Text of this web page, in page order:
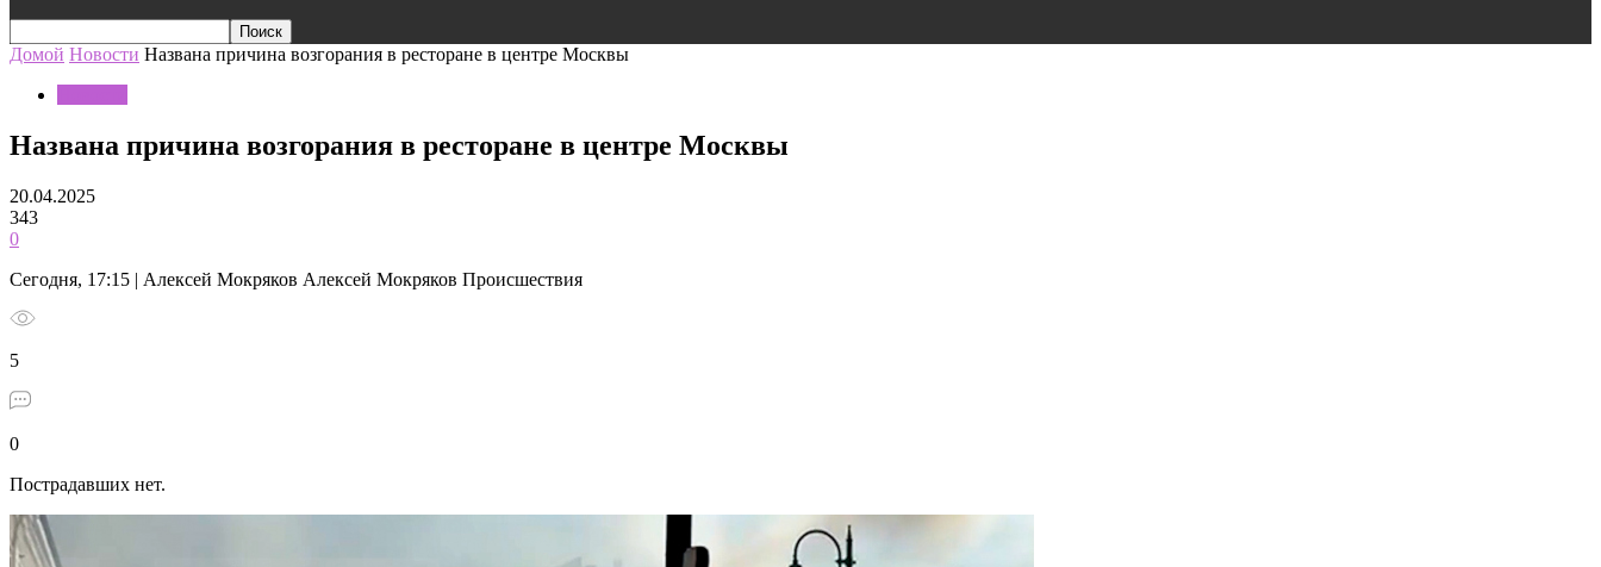
Домой Новости Названа причина возгорания в ресторане в центре Москвы
Названа причина возгорания в ресторане в центре Москвы
20.04.2025
343
0
Сегодня, 17:15 | Алексей Мокряков Алексей Мокряков Происшествия
5
0
Пострадавших нет.